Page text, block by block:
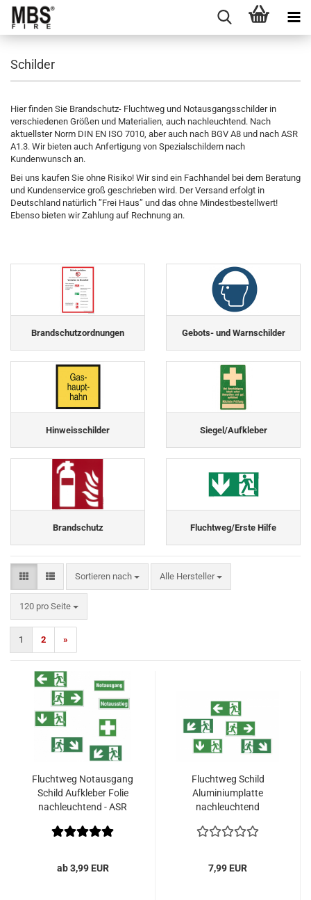
Schilder
Hier finden Sie Brandschutz- Fluchtweg und Notausgangsschilder in
verschiedenen Größen und Materialien, auch nachleuchtend. Nach
aktuellster Norm DIN EN ISO 7010, aber auch nach BGV A8 und nach ASR
A1.3. Wir bieten auch Anfertigung von Spezialschildern nach
Kundenwunsch an.
Bei uns kaufen Sie ohne Risiko! Wir sind ein Fachhandel bei dem Beratung
und Kundenservice groß geschrieben wird. Der Versand erfolgt in
Deutschland natürlich ”Frei Haus” und das ohne Mindestbestellwert!
Ebenso bieten wir Zahlung auf Rechnung an.
Brandschutzordnungen Gebots- und Warnschilder
Hinweisschilder Siegel/Aufkleber
Brandschutz Fluchtweg/Erste Hilfe
Sortieren nach
Sortieren nach Alle Hersteller
120 pro Seite
pro Seite
1 2 »
Fluchtweg Notausgang
Schild Aufkleber Folie
nachleuchtend - ASR
ab 3,99 EUR
Fluchtweg Schild
Aluminiumplatte
nachleuchtend
7,99 EUR